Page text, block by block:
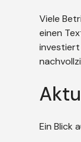
Viele
einen
investiert
Ein Blick